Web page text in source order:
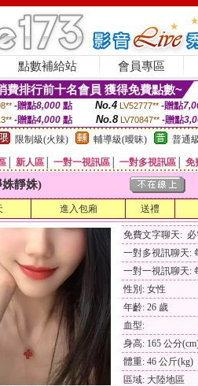
點數補給站 會員專區
費排行前十名會員 獲得免費點數~
-贈點8,000點 No.4 LV52777** -贈點
-贈點4,000 點 No.8 LV70847** -贈點
限制級(火辣) 輔導級(曖昧) 普通
新人區 一對一視訊區 一對多視訊區 免
靜姝)
進入包廂 送禮
免費文字聊天:
一對多視訊聊天:
一對一視訊聊天:
性別: 女性
年齡: 26 歲
血型:
身高: 165 公分
體重: 46 公斤(kg)
區域: 大陸地區